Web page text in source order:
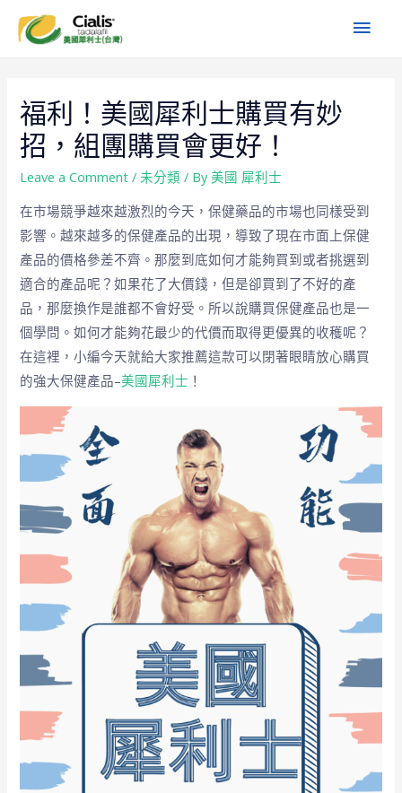
福利！美國犀利士購買有妙
招，組團購買會更好！
Leave a Comment / 未分類 / By美國 犀利士
在市場競爭越來越激烈的今天，保健藥品的市場也同樣受到
影響。越來越多的保健產品的出現，導致了現在市面上保健
產品的價格參差不齊。那麼到底如何才能夠買到或者挑選到
適合的產品呢？如果花了大價錢，但是卻買到了不好的產
品，那麼換作是誰都不會好受。所以說購買保健產品也是一
個學問。如何才能夠花最少的代價而取得更優異的收穫呢？
在這裡，小編今天就給大家推薦這款可以閉著眼睛放心購買
的強大保健產品–美國犀利士 ！